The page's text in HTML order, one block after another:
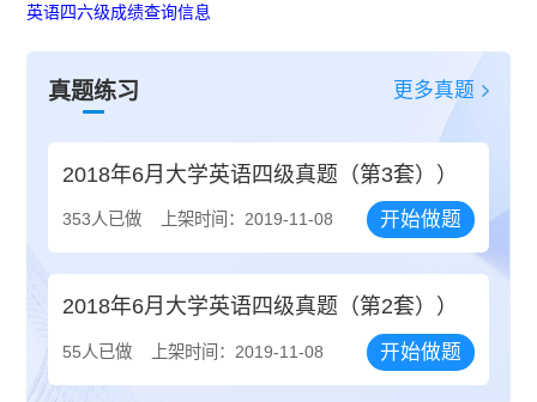
英语四六级成绩查询信息
真题练习 更多真题
2018年6月大学英语四级真题（第3套））
353人已做 上架时间：2019-11-08 开始做题
2018年6月大学英语四级真题（第2套））
55人已做 上架时间：2019-11-08 开始做题